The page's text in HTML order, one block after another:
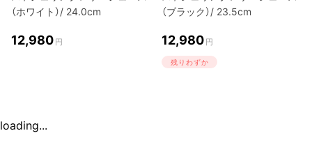
（ホワイト）/ 24.0cm
12,980 円
（ブラック）/ 23.5cm
12,980 円
残りわずか
loading...